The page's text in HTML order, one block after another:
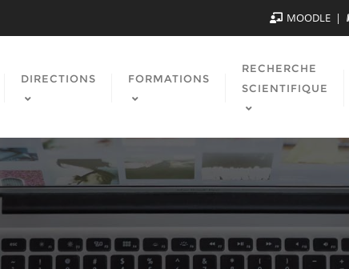
MOODLE
DIRECTIONS FORMATIONS
RECHERCHE
SCIENTIFIQUE